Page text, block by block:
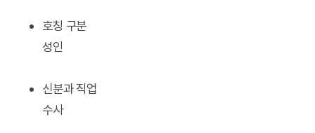
호칭 구분
성인
신분과 직업
수사